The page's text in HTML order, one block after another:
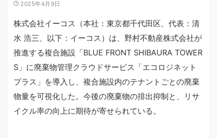
2025年4月9日
株式会社イーコス（本社：東京都千代田区、代表：清
水 浩三、以下：イーコス）は、野村不動産株式会社が
推進する複合施設「BLUE FRONT SHIBAURA TOWER
S」に廃棄物管理クラウドサービス「エコロジネット
プラス」を導入し、複合施設内のテナントごとの廃棄
物量を可視化した。今後の廃棄物の排出抑制と、リサ
イクル率の向上に期待が寄せられている。